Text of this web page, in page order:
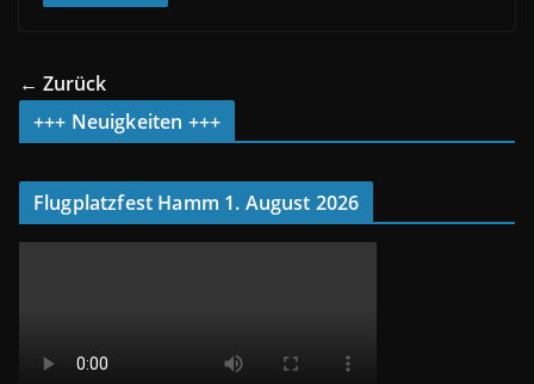
← Zurück
+++ Neuigkeiten +++
Flugplatzfest Hamm 1. August 2026